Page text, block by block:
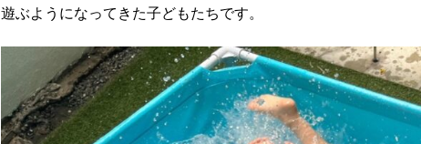
遊ぶようになってきた子どもたちです。